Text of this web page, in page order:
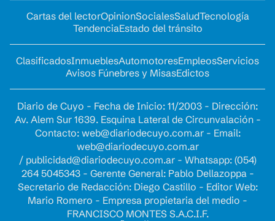
Cartas del lectorOpinionSocialesSaludTecnología
TendenciaEstado del tránsito
ClasificadosInmueblesAutomotoresEmpleosServicios
Avisos Fúnebres y MisasEdictos
Diario de Cuyo - Fecha de Inicio: 11/2003 - Dirección:
Av. Alem Sur 1639. Esquina Lateral de Circunvalación -
Contacto: web@diariodecuyo.com.ar- Email:
web@diariodecuyo.com.ar
/ publicidad@diariodecuyo.com.ar- Whatsapp: (054)
264 5045343 - Gerente General: Pablo Dellazoppa -
Secretario de Redacción: Diego Castillo - Editor Web:
Mario Romero - Empresa propietaria del medio -
FRANCISCO MONTES S.A.C.I.F.